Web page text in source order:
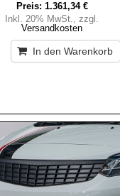
Preis: 1.361,34 €
Inkl. 20% MwSt.,zzgl.
Versandkosten
In den Warenkorb